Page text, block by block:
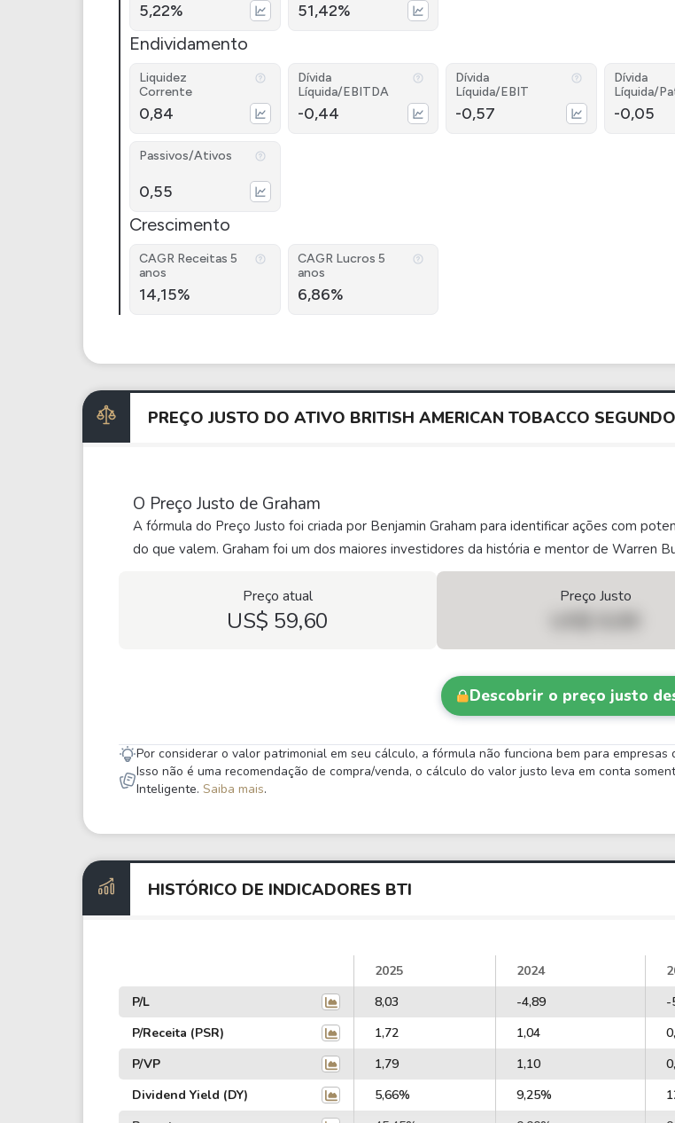
5,22% 51,42%
Endividamento
Liquidez
Corrente
0,84
Dívida
Líquida/EBITDA
-0,44
Dívida
Líquida/EBIT
-0,57
Dívida
Líquida/
-0,05
Passivos/Ativos
0,55
Crescimento
CAGR Receitas 5
anos
14,15%
CAGR Lucros 5
anos
6,86%
PREÇO JUSTO DO ATIVO BRITISH AMERICAN TOBACCO
O Preço Justo de Graham
A fórmula do Preço Justo foi criada por Benjamin Graham para identificar ações com
do que valem. Graham foi um dos maiores investidores da história e mentor de Warren
Preço atual
US$ 59,60
Preço Justo
Descobrir o preço justo
Por considerar o valor patrimonial em seu cálculo, a fórmula não funciona bem para empresas
Isso não é uma recomendação de compra/venda, o cálculo do valor justo leva em conta
Inteligente. Saiba mais.
HISTÓRICO DE INDICADORES BTI
2025 2024
P/L
8,03 -4,89 -
P/Receita (PSR)
1,72 1,04
P/VP
1,79 1,10
Dividend Yield (DY)
5,66% 9,25%